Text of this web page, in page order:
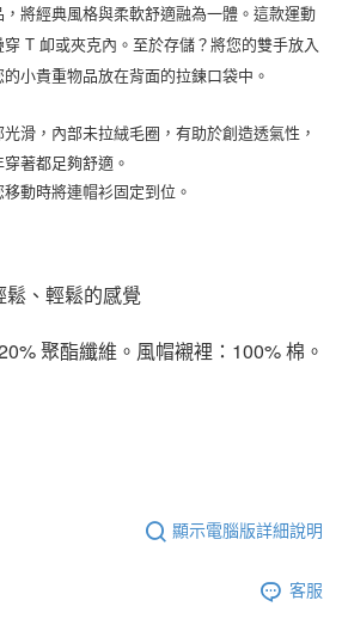
將經典風格與柔軟舒適融為一體。 這款運動
T 卹或夾克內。 至於存儲？將您的雙手放入
小貴重物品放在背面的拉鍊口袋中。
滑，內部未拉絨毛圈，有助於創造透氣性，
著都足夠舒適。
動時將連帽衫固定到位。
、輕鬆的感覺
聚酯纖維。 風帽襯裡：100% 棉。
顯示電腦版詳細說明
客服